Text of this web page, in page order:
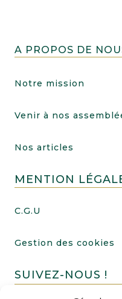
A PROPOS DE
Notre mission
Venir à nos
Nos articles
MENTION
C.G.U
Gestion des cookies
SUIVEZ-NOUS !